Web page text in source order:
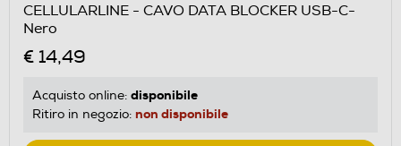
CELLULARLINE - CAVO DATA BLOCKER USB-C-
Nero
€ 14,49
Acquisto online: disponibile
Ritiro in negozio: non disponibile